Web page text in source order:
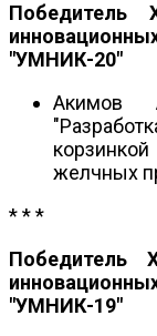
Победитель
"УМНИК-20"
Акимов
желчных
* * *
Победитель
"УМНИК-19"